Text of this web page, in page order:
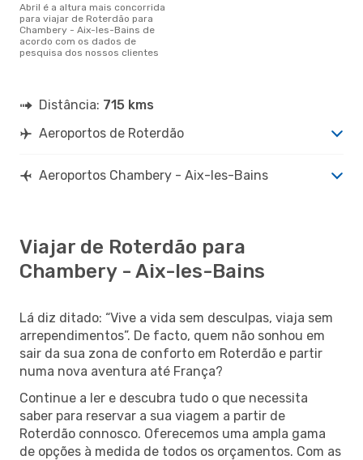
abril é a altura mais concorrida
para viajar de Roterdão para
Chambery - Aix-les-Bains de
acordo com os dados de
pesquisa dos nossos clientes
Distância: 715 kms
Aeroportos de Roterdão
Aeroportos Chambery - Aix-les-Bains
Viajar de Roterdão para
Chambery - Aix-les-Bains
Lá diz ditado: “Vive a vida sem desculpas, viaja sem
arrependimentos”. De facto, quem não sonhou em
sair da sua zona de conforto em Roterdão e partir
numa nova aventura até França?
Continue a ler e descubra tudo o que necessita
saber para reservar a sua viagem a partir de
Roterdão connosco. Oferecemos uma ampla gama
de opções à medida de todos os orçamentos. Com as